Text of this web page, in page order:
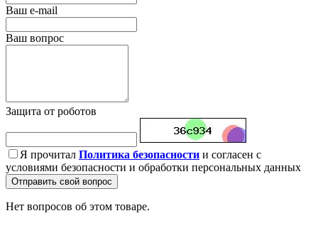
Ваш e-mail
Ваш вопрос
Защита от роботов
Я прочитал Политика безопасности и согласен с
условиями безопасности и обработки персональных данных
Отправить свой вопрос
Нет вопросов об этом товаре.